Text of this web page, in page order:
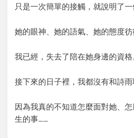
只是一次簡單的接觸，就說明了一
她的眼神、她的語氣、她的態度彷
我已經，失去了陪在她身邊的資格
接下來的日子裡，我都沒有和詩雨
因為我真的不知道怎麼面對她、
生的事……